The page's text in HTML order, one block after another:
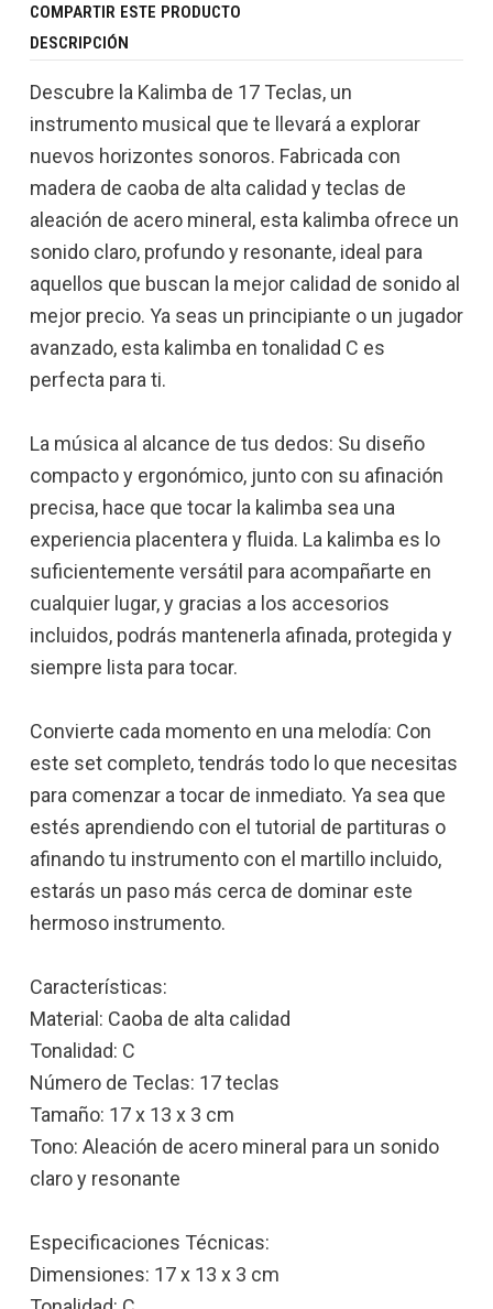
COMPARTIR ESTE PRODUCTO
DESCRIPCIÓN
Descubre la Kalimba de 17 Teclas, un
instrumento musical que te llevará a explorar
nuevos horizontes sonoros. Fabricada con
madera de caoba de alta calidad y teclas de
aleación de acero mineral, esta kalimba ofrece un
sonido claro, profundo y resonante, ideal para
aquellos que buscan la mejor calidad de sonido al
mejor precio. Ya seas un principiante o un jugador
avanzado, esta kalimba en tonalidad C es
perfecta para ti.
La música al alcance de tus dedos: Su diseño
compacto y ergonómico, junto con su afinación
precisa, hace que tocar la kalimba sea una
experiencia placentera y fluida. La kalimba es lo
suficientemente versátil para acompañarte en
cualquier lugar, y gracias a los accesorios
incluidos, podrás mantenerla afinada, protegida y
siempre lista para tocar.
Convierte cada momento en una melodía: Con
este set completo, tendrás todo lo que necesitas
para comenzar a tocar de inmediato. Ya sea que
estés aprendiendo con el tutorial de partituras o
afinando tu instrumento con el martillo incluido,
estarás un paso más cerca de dominar este
hermoso instrumento.
Características:
Material: Caoba de alta calidad
Tonalidad: C
Número de Teclas: 17 teclas
Tamaño: 17 x 13 x 3 cm
Tono: Aleación de acero mineral para un sonido
claro y resonante
Especificaciones Técnicas:
Dimensiones: 17 x 13 x 3 cm